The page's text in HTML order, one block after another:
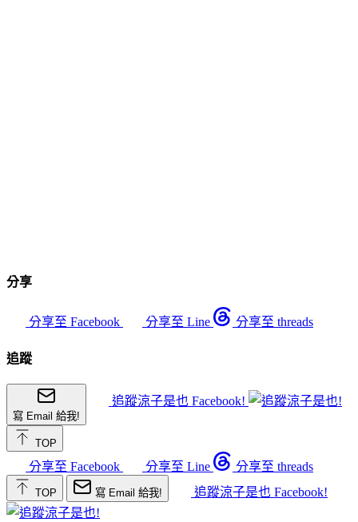
分享
分享至 Facebook 分享至 Line 分享至 threads
追蹤
寫 Email 給我!
追蹤涼子是也 Facebook!
TOP
分享至 Facebook 分享至 Line 分享至 threads
TOP 寫 Email 給我! 追蹤涼子是也 Facebook!